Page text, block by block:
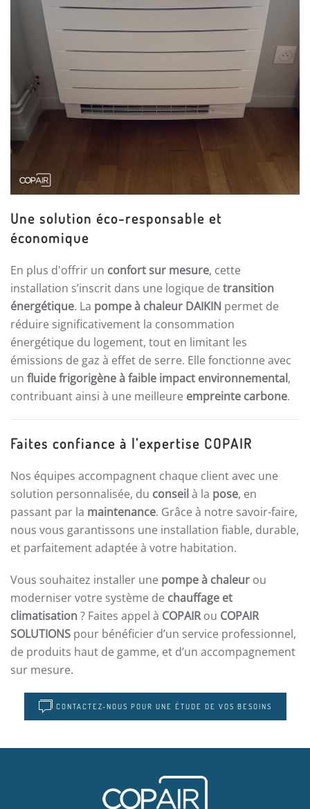
Une solution éco-responsable et
économique
En plus d'offrir un confort sur mesure, cette
installation s’inscrit dans une logique de transition
énergétique. La pompe à chaleur DAIKIN permet de
réduire significativement la consommation
énergétique du logement, tout en limitant les
émissions de gaz à effet de serre. Elle fonctionne avec
un fluide frigorigène à faible impact environnemental,
contribuant ainsi à une meilleure empreinte carbone.
Faites confiance à l’expertise COPAIR
Nos équipes accompagnent chaque client avec une
solution personnalisée, du conseil à la pose, en
passant par la maintenance. Grâce à notre savoir-faire,
nous vous garantissons une installation fiable, durable,
et parfaitement adaptée à votre habitation.
Vous souhaitez installer une pompe à chaleur ou
moderniser votre système de chauffage et
climatisation? Faites appel à COPAIRou COPAIR
SOLUTIONS pour bénéficier d’un service professionnel,
de produits haut de gamme, et d’un accompagnement
sur mesure.
CONTACTEZ-NOUS POUR UNE ÉTUDE DE VOS BESOINS